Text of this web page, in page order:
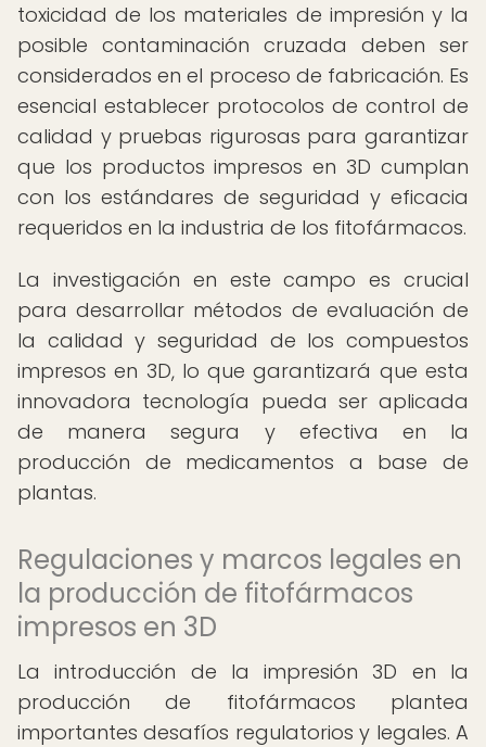
toxicidad de los materiales de impresión y la
posible contaminación cruzada deben ser
considerados en el proceso de fabricación. Es
esencial establecer protocolos de control de
calidad y pruebas rigurosas para garantizar
que los productos impresos en 3D cumplan
con los estándares de seguridad y eficacia
requeridos en la industria de los fitofármacos.
La investigación en este campo es crucial
para desarrollar métodos de evaluación de
la calidad y seguridad de los compuestos
impresos en 3D, lo que garantizará que esta
innovadora tecnología pueda ser aplicada
de manera segura y efectiva en la
producción de medicamentos a base de
plantas.
Regulaciones y marcos legales en
la producción de fitofármacos
impresos en 3D
La introducción de la impresión 3D en la
producción de fitofármacos plantea
importantes desafíos regulatorios y legales. A